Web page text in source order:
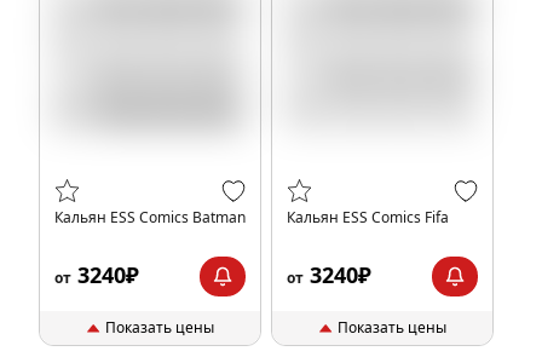
Кальян ESS Comics Batman
от 3240₽
Показать цены
Кальян ESS Comics Fifa
от 3240₽
Показать цены